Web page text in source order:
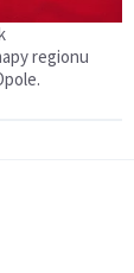
regionu